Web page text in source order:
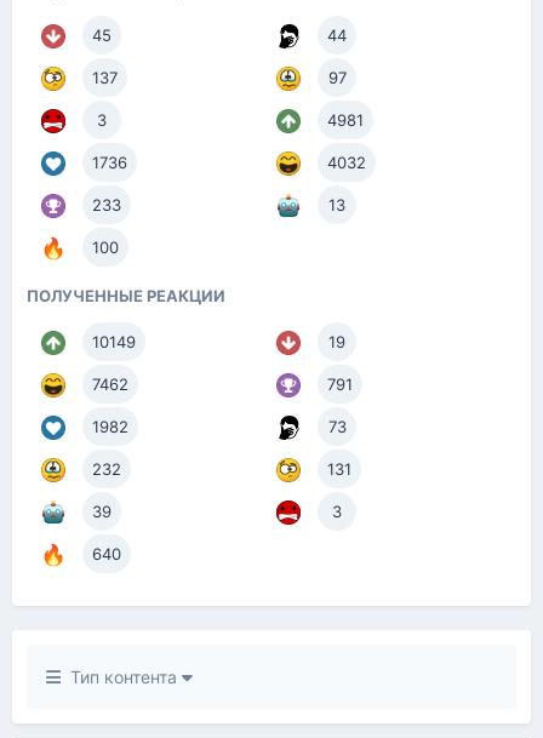
45 44
137 97
3 4981
1736 4032
233 13
100
ПОЛУЧЕННЫЕ РЕАКЦИИ
10149 19
7462 791
1982 73
232 131
39 3
640
Тип контента